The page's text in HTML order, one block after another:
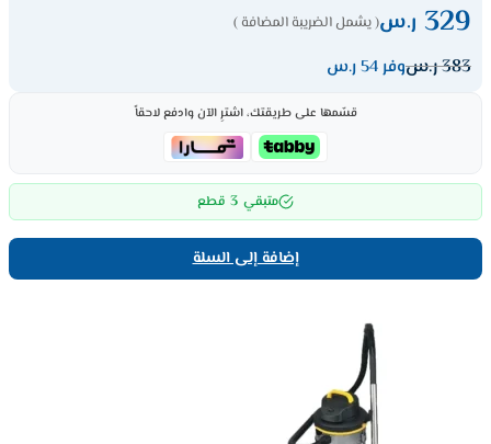
329 ر.س( يشمل الضريبة المضافة )
383ر.سوفر 54 ر.س
قسّمها على طريقتك، اشترِ الآن وادفع لاحقاً
متبقي 3 قطع
إضافة إلى السلة